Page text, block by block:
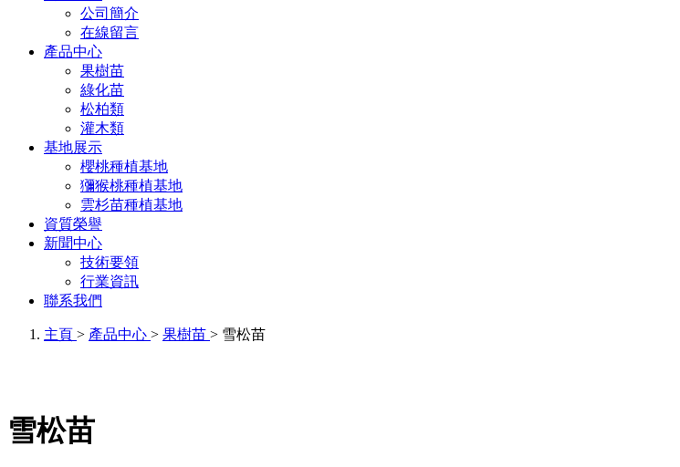
公司簡介
在線留言
產品中心
果樹苗
綠化苗
松柏類
灌木類
基地展示
櫻桃種植基地
獼猴桃種植基地
雲杉苗種植基地
資質榮譽
新聞中心
技術要領
行業資訊
聯系我們
主頁 > 產品中心 > 果樹苗 > 雪松苗
雪松苗